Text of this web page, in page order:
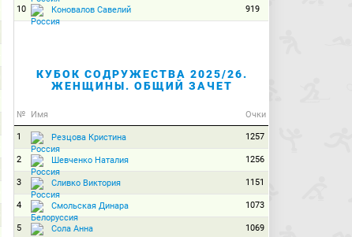
10 Коновалов Савелий 919
КУБОК СОДРУЖЕСТВА 2025/26.
ЖЕНЩИНЫ. ОБЩИЙ ЗАЧЕТ
№ Имя Очки
1 Резцова Кристина 1257
2 Шевченко Наталия 1256
3 Сливко Виктория 1151
4 Смольская Динара 1073
5 Сола Анна 1069